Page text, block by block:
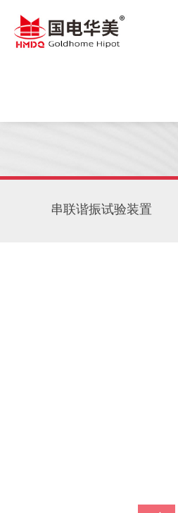
串联谐振试验装置